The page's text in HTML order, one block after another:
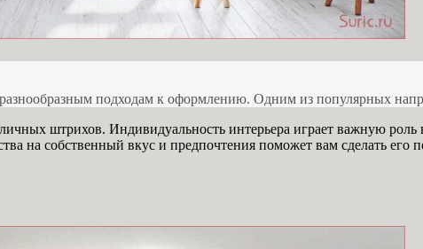
подходам к оформлению. Одним из популярных
штрихов. Индивидуальность интерьера играет важную
на собственный вкус и предпочтения поможет вам сделать